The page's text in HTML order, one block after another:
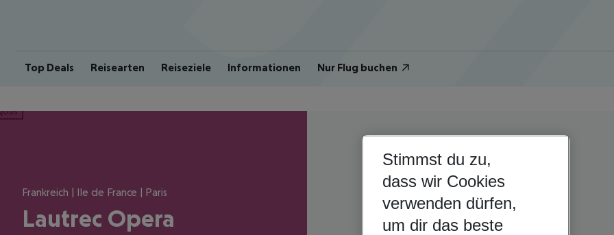
Top Deals Reisearten Reiseziele Informationen Nur Flug buchen
Frankreich | Ile de France | Paris
Lautrec Opera
Stimmst du zu,
dass wir Cookies
verwenden dürfen,
um dir das beste